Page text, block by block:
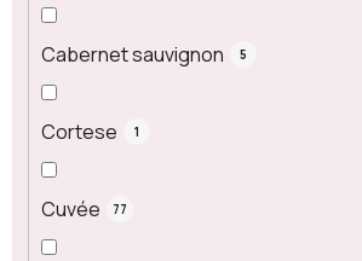
Cabernet sauvignon 5
Cortese 1
Cuvée 77